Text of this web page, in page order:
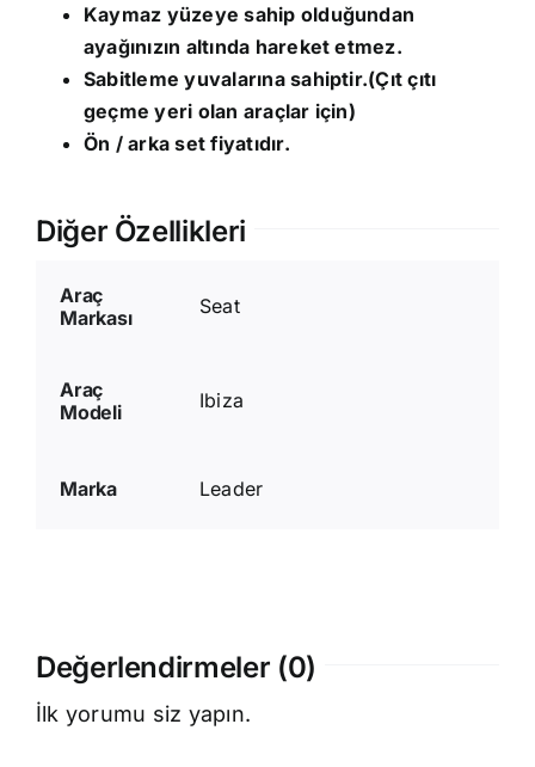
Kaymaz yüzeye sahip olduğundan
ayağınızın altında hareket etmez.
Sabitleme yuvalarına sahiptir.(Çıt çıtı
geçme yeri olan araçlar için)
Ön / arka set fiyatıdır.
Diğer Özellikleri
Araç
Markası
Seat
Araç
Modeli
Ibiza
Marka Leader
Değerlendirmeler (0)
İlk yorumu siz yapın.